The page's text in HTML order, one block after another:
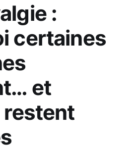
:
certaines
et
restent